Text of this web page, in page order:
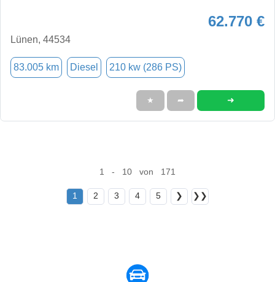
62.770 €
Lünen, 44534
83.005 km Diesel 210 kw (286 PS)
★ ➦ ➜
1 - 10 von 171
1 2 3 4 5 ❯ ❯❯